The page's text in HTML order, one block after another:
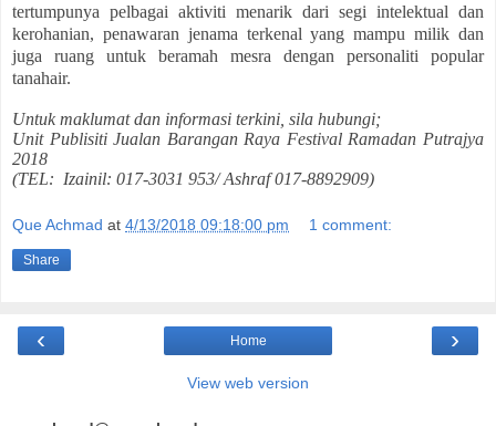
tertumpunya pelbagai aktiviti menarik dari segi intelektual dan
kerohanian, penawaran jenama terkenal yang mampu milik dan
juga ruang untuk beramah mesra dengan personaliti popular
tanahair.
Untuk maklumat dan informasi terkini, sila hubungi;
Unit Publisiti Jualan Barangan Raya Festival Ramadan Putrajya
2018
(TEL: Izainil: 017-3031 953/ Ashraf 017-8892909)
Que Achmad at 4/13/2018 09:18:00 pm 1 comment:
Share
‹ ›
Home
View web version